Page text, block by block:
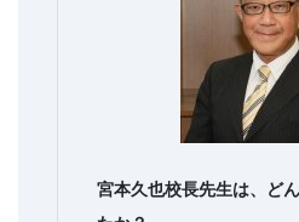
宮本久也校長先生は、ど